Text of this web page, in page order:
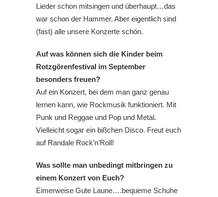
Lieder schon mitsingen und überhaupt…das
war schon der Hammer. Aber eigentlich sind
(fast) alle unsere Konzerte schön.
Auf was können sich die Kinder beim
Rotzgörenfestival im September
besonders freuen?
Auf ein Konzert, bei dem man ganz genau
lernen kann, wie Rockmusik funktioniert. Mit
Punk und Reggae und Pop und Metal.
Vielleicht sogar ein bißchen Disco. Freut euch
auf Randale Rock’n’Roll!
Was sollte man unbedingt mitbringen zu
einem Konzert von Euch?
Eimerweise Gute Laune….bequeme Schuhe